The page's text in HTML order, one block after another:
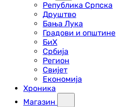
Република Српска
Друштво
Бања Лука
Градови и општине
БиХ
Србија
Регион
Свијет
Економија
Хроника
Магазин